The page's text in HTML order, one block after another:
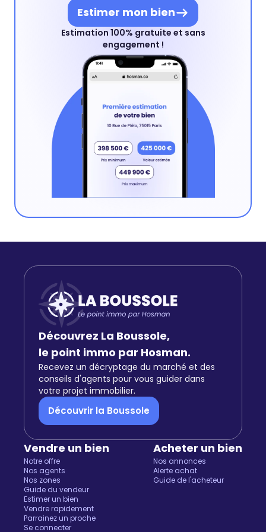
Salut c'est nous...
Estimer mon bien
Estimation 100% gratuite et sans
engagement !
Découvrez La Boussole,
le point immo par Hosman.
Recevez un décryptage du marché et des
conseils d'agents pour vous guider dans
votre projet immobilier.
Découvrir la Boussole
Vendre un bien
Notre offre
Nos agents
Nos zones
Guide du vendeur
Estimer un bien
Vendre rapidement
Parrainez un proche
Se connecter
Acheter un bien
Nos annonces
Alerte achat
Guide de l'acheteur